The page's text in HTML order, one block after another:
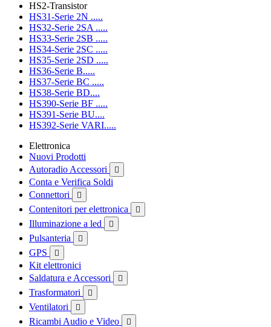
HS2-Transistor
HS31-Serie 2N .....
HS32-Serie 2SA .....
HS33-Serie 2SB .....
HS34-Serie 2SC .....
HS35-Serie 2SD .....
HS36-Serie B.....
HS37-Serie BC .....
HS38-Serie BD....
HS390-Serie BF .....
HS391-Serie BU....
HS392-Serie VARI.....
Elettronica
Nuovi Prodotti
Autoradio Accessori

Conta e Verifica Soldi
Connettori

Contenitori per elettronica 
Illuminazione a led 
Pulsanteria 
GPS 
Kit elettronici
Saldatura e Accessori

Trasformatori 
Ventilatori 
Ricambi Audio e Video 